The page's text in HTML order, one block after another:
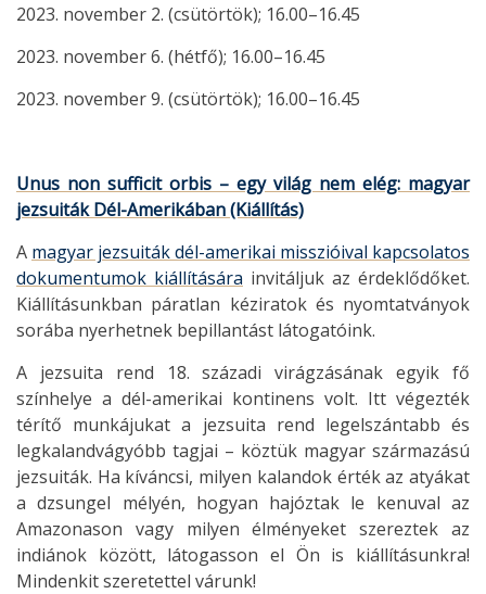
2023. november 2. (csütörtök); 16.00–16.45
2023. november 6. (hétfő); 16.00–16.45
2023. november 9. (csütörtök); 16.00–16.45
Unus non sufficit orbis – egy világ nem elég: magyar
jezsuiták Dél-Amerikában (Kiállítás)
A magyar jezsuiták dél-amerikai misszióival kapcsolatos
dokumentumok kiállítására invitáljuk az érdeklődőket.
Kiállításunkban páratlan kéziratok és nyomtatványok
sorába nyerhetnek bepillantást látogatóink.
A jezsuita rend 18. századi virágzásának egyik fő
színhelye a dél-amerikai kontinens volt. Itt végezték
térítő munkájukat a jezsuita rend legelszántabb és
legkalandvágyóbb tagjai – köztük magyar származású
jezsuiták. Ha kíváncsi, milyen kalandok érték az atyákat
a dzsungel mélyén, hogyan hajóztak le kenuval az
Amazonason vagy milyen élményeket szereztek az
indiánok között, látogasson el Ön is kiállításunkra!
Mindenkit szeretettel várunk!